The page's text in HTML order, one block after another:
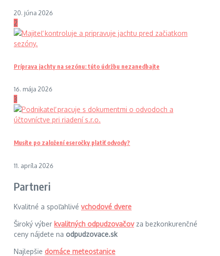
20. júna 2026
2
Príprava jachty na sezónu: túto údržbu nezanedbajte
16. mája 2026
3
Musíte po založení eseročky platiť odvody?
11. apríla 2026
Partneri
Kvalitné a spoľahlivé vchodové dvere
Široký výber kvalitných odpudzovačovza bezkonkurenčné
ceny nájdete na odpudzovace.sk
Najlepšie domáce meteostanice